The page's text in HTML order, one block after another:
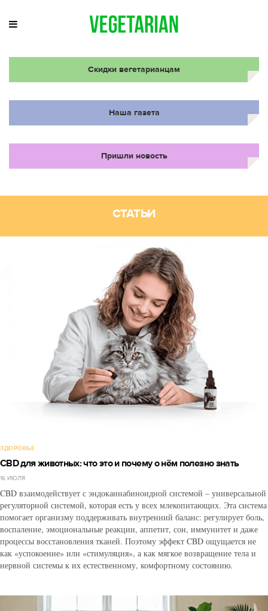
Скидки вегетарианцам
Наша газета
Пришли новость
СТАТЬИ
ЗДОРОВЬЕ
CBD для животных: что это и почему о нём полезно знать
16 ИЮЛЯ
CBD взаимодействует с эндоканнабиноидной системой – универсальной
регуляторной системой, которая есть у всех млекопитающих. Эта система
помогает организму поддерживать внутренний баланс: регулирует боль,
воспаление, эмоциональные реакции, аппетит, сон, иммунитет и даже
процессы восстановления тканей. Поэтому эффект CBD ощущается не
как «успокоение» или «стимуляция», а как мягкое возвращение тела и
нервной системы к их естественному, комфортному состоянию.